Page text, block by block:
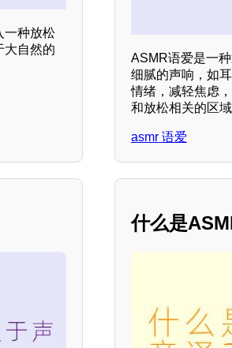
一种放松
大自然的
ASMR语爱是一
细腻的声响，如
情绪，减轻焦虑
和放松相关的区
asmr 语爱
什么是